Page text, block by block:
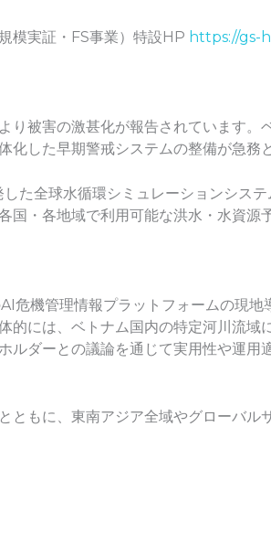
模実証・FS事業）特設HP https://gs-
被害の激甚化が報告されています。
した早期警戒システムの整備が急務
た全球水循環シミュレーションシス
・各地域で利用可能な洪水・水資源
機管理情報プラットフォームの現地
には、ベトナム国内の特定河川流域
ダーとの議論を通じて実用性や運用
もに、東南アジア全域やグローバル